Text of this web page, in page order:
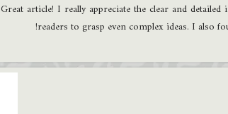
Great article! I really appreciate the clear and
readers to grasp even complex ideas. I also